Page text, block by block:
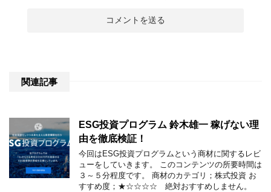
関連記事
ESG投資プログラム 鈴木雄一 稼げない理
由を徹底検証！
今回はESG投資プログラムという商材に関するレビ
ューをしていきます。 このコンテンツの所要時間は
３～５分程度です。 商材のカテゴリ；株式投資 お
すすめ度；★☆☆☆☆ 絶対おすすめしません。